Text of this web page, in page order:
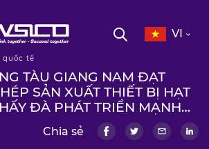
VI
quốc tế
TÀU GIANG NAM ĐẠT
SẢN XUẤT THIẾT BỊ HẠT
ĐÀ PHÁT TRIỂN MẠNH
ÁN NHÀ MÁY ĐIỆN HẠT
CỦA TRUNG QUỐC
Chia sẻ